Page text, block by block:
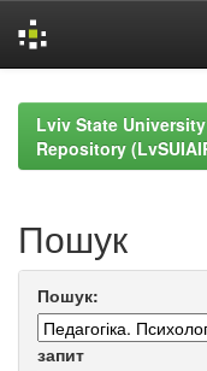
navigationLviv State
Repository
Пошук
Пошук:
запит